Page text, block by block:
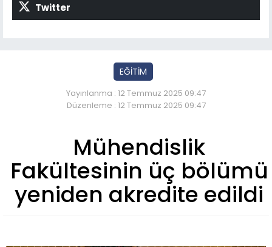
Twitter
EĞİTİM
Yayınlanma : 12 Temmuz 2025 09:47
Düzenleme : 12 Temmuz 2025 09:47
Mühendislik
Fakültesinin üç bölümü
yeniden akredite edildi